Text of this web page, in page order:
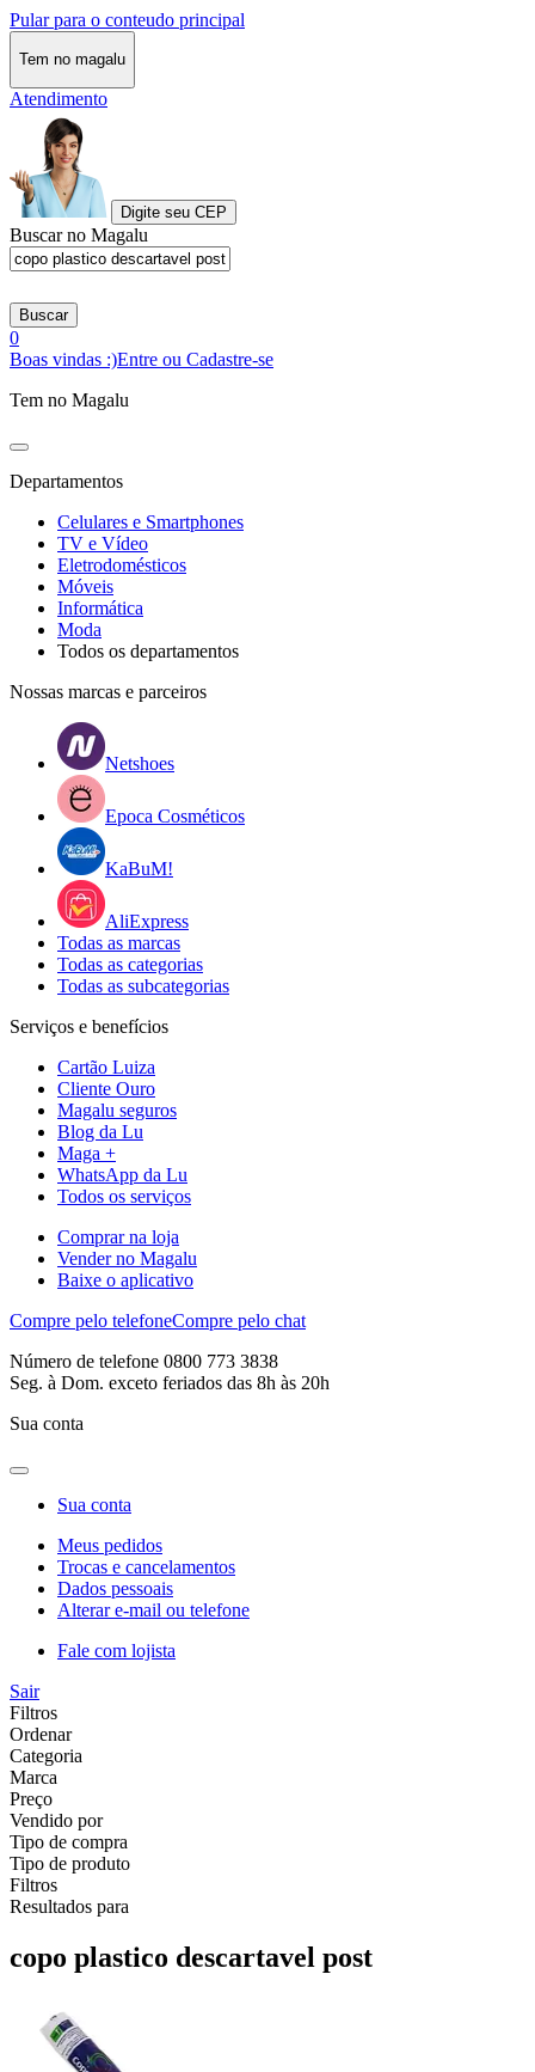
Pular para o conteudo principal
Tem no magalu
Atendimento
Digite seu CEP
Buscar no Magalu
Buscar
0
Boas vindas :)Entre ou Cadastre-se
Tem no Magalu
Departamentos
Celulares e Smartphones
TV e Vídeo
Eletrodomésticos
Móveis
Informática
Moda
Todos os departamentos
Nossas marcas e parceiros
Netshoes
Epoca Cosméticos
KaBuM!
AliExpress
Todas as marcas
Todas as categorias
Todas as subcategorias
Serviços e benefícios
Cartão Luiza
Cliente Ouro
Magalu seguros
Blog da Lu
Maga +
WhatsApp da Lu
Todos os serviços
Comprar na loja
Vender no Magalu
Baixe o aplicativo
Compre pelo telefoneCompre pelo chat
Número de telefone 0800 773 3838
Seg. à Dom. exceto feriados das 8h às 20h
Sua conta
Sua conta
Meus pedidos
Trocas e cancelamentos
Dados pessoais
Alterar e-mail ou telefone
Fale com lojista
Sair
Filtros
Ordenar
Categoria
Marca
Preço
Vendido por
Tipo de compra
Tipo de produto
Filtros
Resultados para
copo plastico descartavel post